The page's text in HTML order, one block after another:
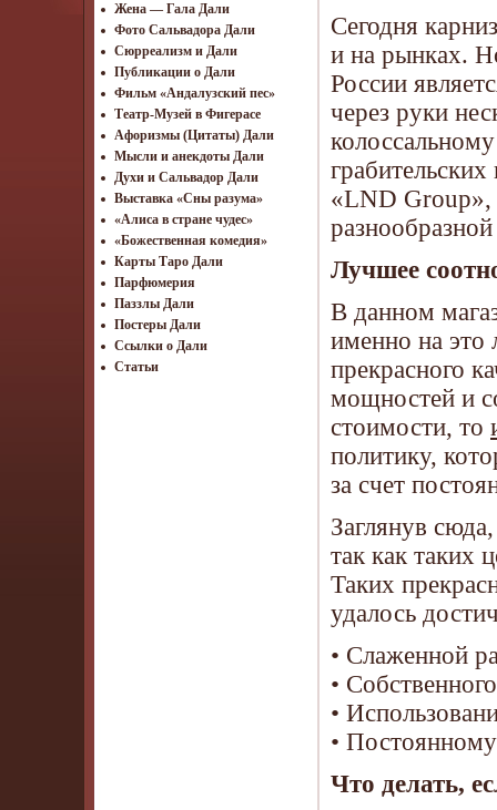
Жена — Гала Дали
Фото Сальвадора Дали
Cюрреализм и Дали
Публикации о Дали
Фильм «Андалузский пес»
Театр-Музей в Фигерасе
Афоризмы (Цитаты) Дали
Мысли и анекдоты Дали
Духи и Сальвадор Дали
Выставка «Сны разума»
«Алиса в стране чудес»
«Божественная комедия»
Карты Таро Дали
Парфюмерия
Паззлы Дали
Постеры Дали
Ссылки о Дали
Статьи
Сегодня
и на рынках.
России
через руки
«LND Group»,
Лучшее
В данном
именно на
прекрасного
мощностей и
стоимости, то
политику,
за счет
Заглянув
так как таких
Таких
удалось
• Слаженной
•
•
•
Что делать,